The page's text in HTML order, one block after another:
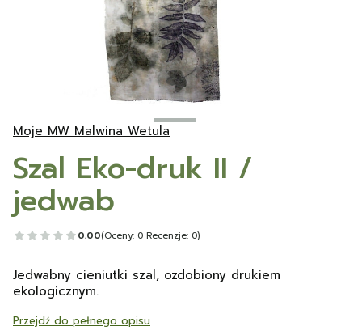
Moje MW Malwina Wetula
Szal Eko-druk II /
jedwab
0.00(Oceny: 0 Recenzje: 0)
Jedwabny cieniutki szal, ozdobiony drukiem
ekologicznym.
Przejdź do pełnego opisu